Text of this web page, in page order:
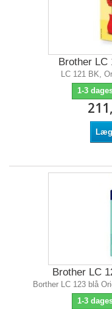
Brother LC
LC 121 BK,
1-3
Brother LC
Borther LC 123 blå
1-3